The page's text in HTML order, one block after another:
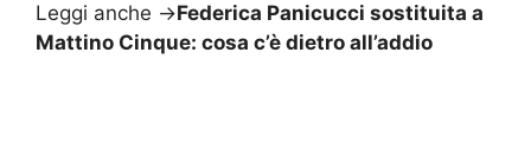
Leggi anche ->Federica Panicucci sostituita a
Mattino Cinque: cosa c’è dietro all’addio